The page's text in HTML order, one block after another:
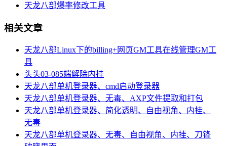
天龙八部爆率修改工具
相关文章
天龙八部Linux下的billing+网页GM工具在线管理GM工
具
头头03-085端解除内挂
天龙八部单机登录器、cmd启动登录器
天龙八部单机登录器、无毒、AXP文件提取和打包
天龙八部单机登录器、简化透明、自由视角、内挂、
无毒
天龙八部单机登录器、无毒、自由视角、内挂、刀锋